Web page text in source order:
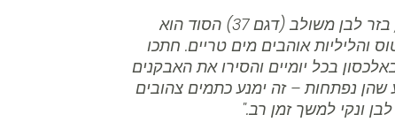
"בתור מומחית, בזר לבן משולב (דגם 37) הסוד הוא
והליליות אוהבים מים טריים. חתכו
בכל יומיים והסירו את האבקנים
שהן נפתחות – זה ימנע כתמים צהובים
ונקי למשך זמן רב."